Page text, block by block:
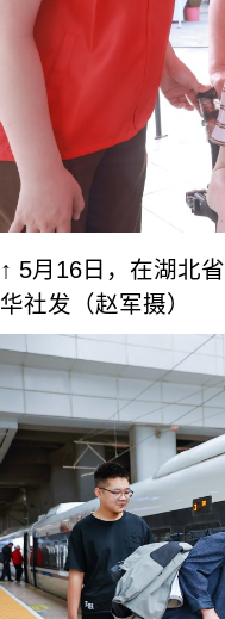
↑ 5月16日，在湖北
华社发（赵军摄）